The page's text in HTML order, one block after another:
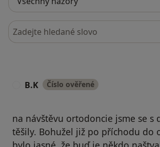
Hledejte v názorech
B.K Číslo ověřené
na návštěvu ortodoncie jsme se s
těšily. Bohužel již po příchodu do